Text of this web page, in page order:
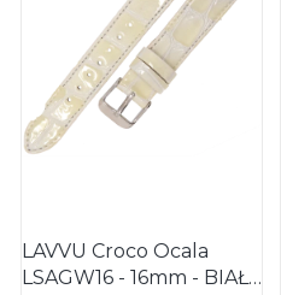
LAVVU Croco Ocala
LSAGW16 - 16mm - BIAŁY